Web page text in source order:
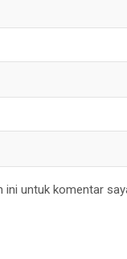
untuk komentar